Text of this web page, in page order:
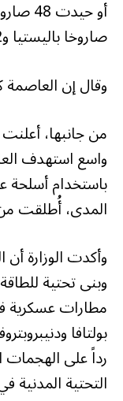
صاروخا باليستيا و12 طائرة مسيرة أصابت 33 موقعا.
وقال إن
من جانبها،
واسع استهدف
باستخدام أسلحة
المدى، أُطلقت من
وأكدت الوزارة
وبنى تحتية
مطارات عسكرية
بولتافا
رداً على الهجمات
التحتية المدنية